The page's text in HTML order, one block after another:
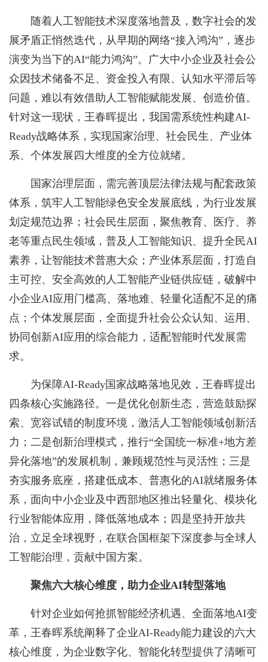
随着人工智能技术深度落地普及，数字社会的发
展矛盾正悄然迭代，从早期的网络“接入鸿沟”，逐步
演变为当下的AI“能力鸿沟”。广大中小企业及社会公
众因技术储备不足、资金投入有限、认知水平滞后等
问题，难以有效借助人工智能赋能发展、创造价值。
针对这一现状，王春晖提出，我国需系统性构建AI-
Ready战略体系，实现国家治理、社会民生、产业体
系、个体发展四大维度的全方位就绪。
国家治理层面，需完善顶层法律法规与配套政策
体系，筑牢人工智能绿色安全发展底线，为行业发展
划定规范边界；社会民生层面，聚焦教育、医疗、养
老等重点民生领域，普及人工智能知识、提升全民AI
素养，让智能技术普惠大众；产业体系层面，打造自
主可控、安全高效的人工智能产业链供应链，破解中
小企业AI应用门槛高、落地难、轻量化适配不足的痛
点；个体发展层面，全面提升社会公众认知、运用、
协同创新AI应用的综合能力，适配智能时代发展需
求。
为保障AI-Ready国家战略落地见效，王春晖提出
四条核心实施路径。一是优化创新生态，营造鼓励探
索、宽容试错的制度环境，激活人工智能领域创新活
力；二是创新治理模式，推行“全国统一标准+地方差
异化落地”的发展机制，兼顾规范性与灵活性；三是
夯实服务底座，搭建低成本、普惠化的AI就绪服务体
系，面向中小企业及中西部地区推出轻量化、模块化
行业智能体应用，降低落地成本；四是坚持开放共
治，立足全球视野，在联合国框架下深度参与全球人
工智能治理，贡献中国方案。
聚焦六大核心维度，助力企业AI转型落地
针对企业如何抢抓智能经济机遇、全面落地AI变
革，王春晖系统阐释了企业AI-Ready能力建设的六大
核心维度，为企业数字化、智能化转型提供了清晰可